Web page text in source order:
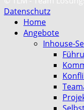
Datenschutz
Home
Angebote
Inhouse-